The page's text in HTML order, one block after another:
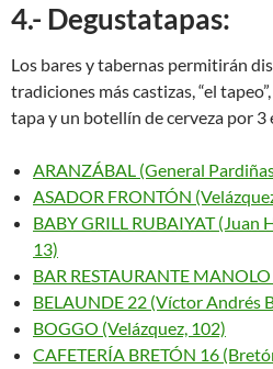
4.- Degustatapas:
Los bares y tabernas permitirán
tradiciones más castizas, “el
tapa y un botellín de cerveza por 3
ARANZÁBAL (General
ASADOR FRONTÓN
BABY GRILL RUBAIYAT (Juan
13)
BAR RESTAURANTE
BELAUNDE 22 (Víctor Andrés
BOGGO (Velázquez, 102)
CAFETERÍA BRETÓN 16